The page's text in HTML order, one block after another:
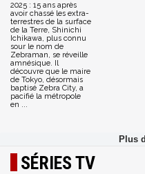
2025 : 15 ans après
avoir chassé les extra-
terrestres de la surface
de la Terre, Shinichi
Ichikawa, plus connu
sour le nom de
Zebraman, se réveille
amnésique. Il
découvre que le maire
de Tokyo, désormais
baptisé Zebra City, a
pacifié la métropole
en ...
SÉRIES TV